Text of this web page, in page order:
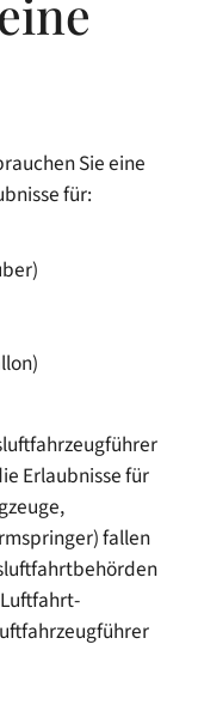
Sie eine
für:
Erlaubnisse für
fallen